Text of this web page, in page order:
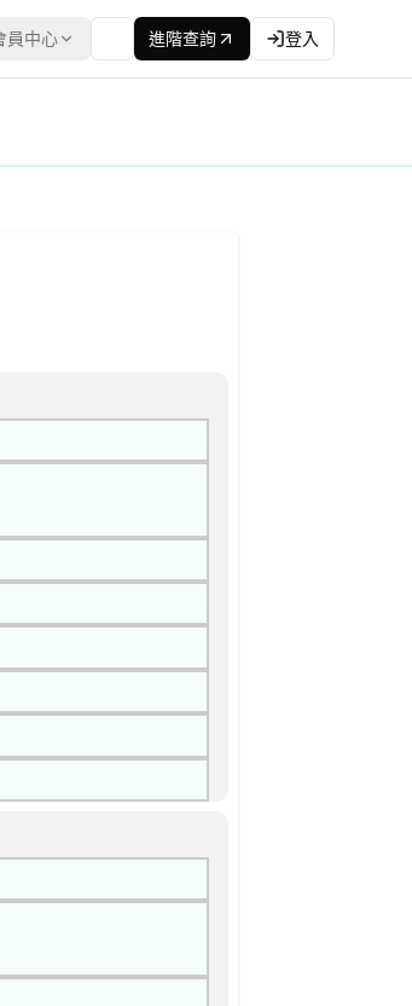
員中心 進階查詢 登入
府電子採購網（公共工程委員會） | 更新時